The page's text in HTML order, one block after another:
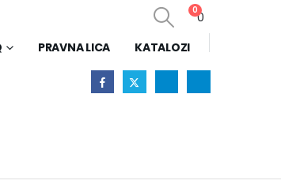
00
PRAVNA LICA KATALOZI